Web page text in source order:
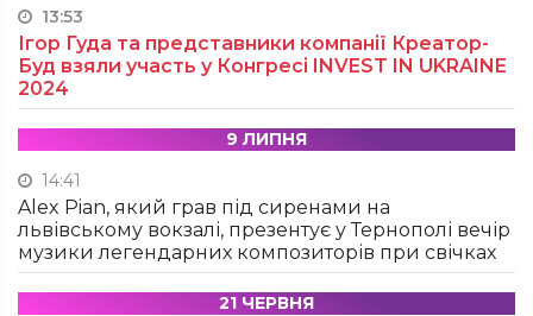
13:53
Ігор Гуда та представники компанії Креатор-
Буд взяли участь у Конгресі INVEST IN UKRAINE
2024
9 ЛИПНЯ
14:41
Alex Pian, який грав під сиренами на
львівському вокзалі, презентує у Тернополі вечір
музики легендарних композиторів при свічках
21 ЧЕРВНЯ